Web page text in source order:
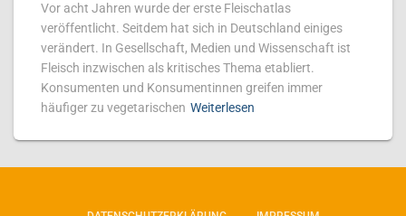
Vor acht Jahren wurde der erste Fleischatlas
veröffentlicht. Seitdem hat sich in Deutschland einiges
verändert. In Gesellschaft, Medien und Wissenschaft ist
Fleisch inzwischen als kritisches Thema etabliert.
Konsumenten und Konsumentinnen greifen immer
häufiger zu vegetarischen Weiterlesen